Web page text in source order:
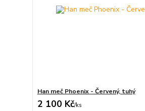
Han meč Phoenix - Červený, tuhý
2 100 Kč/ks